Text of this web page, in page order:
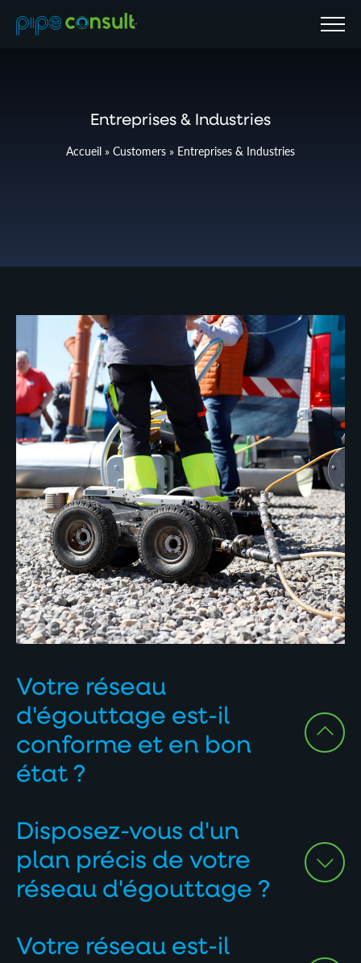
Menu
Entreprises & Industries
Accueil » Customers » Entreprises & Industries
Votre réseau
d'égouttage est-il
conforme et en bon
état ?
anciens, modifiés au fil des années et dont l’état réel est
parfois méconnu.
Grâce à l’inspection par caméra, au relevé des réseaux et à
notre expertise technique, nous évaluons l’état de vos
de vous aider à planifier les interventions nécessaires.
Disposez-vous d'un
plan précis de votre
réseau d'égouttage ?
Votre réseau est-il